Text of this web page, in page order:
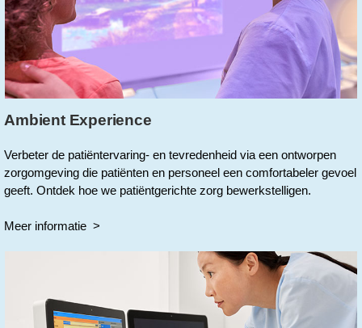
Ambient Experience
Verbeter de patiëntervaring- en tevredenheid via een ontworpen
zorgomgeving die patiënten en personeel een comfortabeler gevoel
geeft. Ontdek hoe we patiëntgerichte zorg bewerkstelligen.
Meer informatie >